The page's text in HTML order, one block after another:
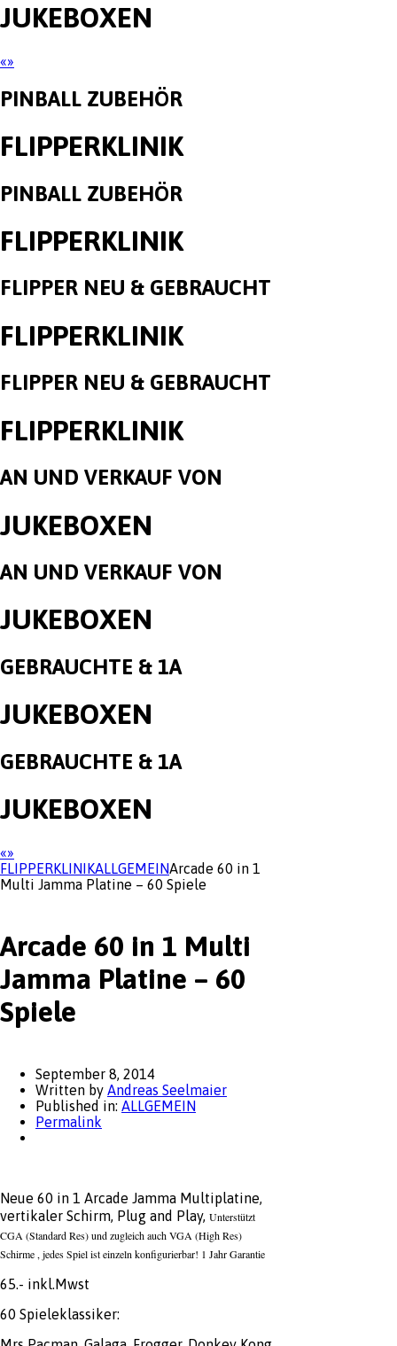
JUKEBOXEN
«»
PINBALL ZUBEHÖR
FLIPPERKLINIK
PINBALL ZUBEHÖR
FLIPPERKLINIK
FLIPPER NEU & GEBRAUCHT
FLIPPERKLINIK
FLIPPER NEU & GEBRAUCHT
FLIPPERKLINIK
AN UND VERKAUF VON
JUKEBOXEN
AN UND VERKAUF VON
JUKEBOXEN
GEBRAUCHTE & 1A
JUKEBOXEN
GEBRAUCHTE & 1A
JUKEBOXEN
«»
FLIPPERKLINIKALLGEMEINArcade 60 in 1
Multi Jamma Platine – 60 Spiele
Arcade 60 in 1 Multi
Jamma Platine – 60
Spiele
September 8, 2014
Written by Andreas Seelmaier
Published in: ALLGEMEIN
Permalink
Neue 60 in 1 Arcade Jamma Multiplatine,
vertikaler Schirm, Plug and Play, Unterstützt
CGA (Standard Res) und zugleich auch VGA (High Res)
Schirme , jedes Spiel ist einzeln konfigurierbar! 1 Jahr Garantie
65.- inkl.Mwst
60 Spieleklassiker: